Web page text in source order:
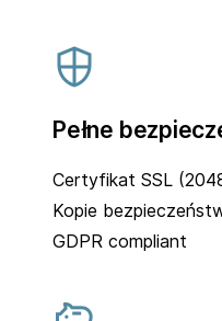
Pełne
Certyfikat SSL
Kopie
GDPR compliant